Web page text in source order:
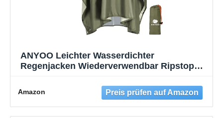
ANYOO Leichter Wasserdichter
Regenjacken Wiederverwendbar Ripstop
mit Kapuze Schutzdecke Unterschlupf für
im Freien Camping Wandern Angeln, Grün,
Einheitsgröße
Amazon